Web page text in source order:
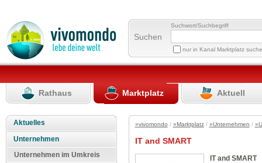
Suchen
Suchwort/Suchbegriff
nur in Kanal Marktplatz
Rathaus Marktplatz Aktuell
Aktuelles
Unternehmen
Unternehmen im Umkreis
»vivomondo / »Marktplatz/ »Unternehmen /
IT and SMART
IT and SMART